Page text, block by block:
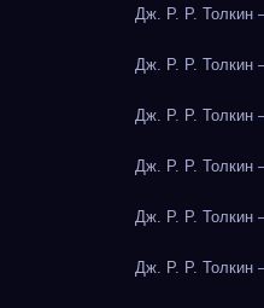
Дж. Р. Р. Толкин
Дж. Р. Р. Толкин
Дж. Р. Р. Толкин
Дж. Р. Р. Толкин
Дж. Р. Р. Толкин
Дж. Р. Р. Толкин